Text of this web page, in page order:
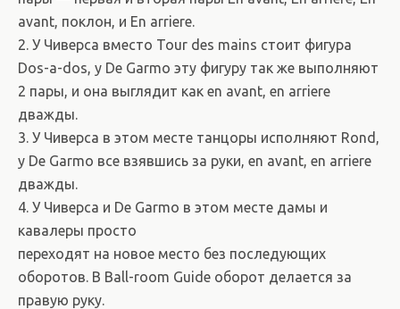
avant, поклон, и En arriere.
2. У Чиверса вместо Tour des mains стоит фигура
Dos-a-dos, у De Garmo эту фигуру так же выполняют
2 пары, и она выглядит как en avant, en arriere
дважды.
3. У Чиверса в этом месте танцоры исполняют Rond,
у De Garmo все взявшись за руки, en avant, en arriere
дважды.
4. У Чиверса и De Garmo в этом месте дамы и
кавалеры просто
переходят на новое место без последующих
оборотов. В Ball-room Guide оборот делается за
правую руку.